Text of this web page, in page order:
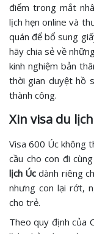
điểm trong mắt
lịch hẹn online và
quán để bổ sung
hãy chia sẻ về
kinh nghiệm bản
thời gian duyệt hồ
thành công.
Xin visa du
Visa 600 Úc không
cầu cho con đi
lịch Úc dành riêng
nhưng con lại rớt,
cho trẻ.
Theo quy định của